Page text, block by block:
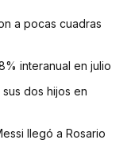
a pocas cuadras
interanual en julio
dos hijos en
llegó a Rosario